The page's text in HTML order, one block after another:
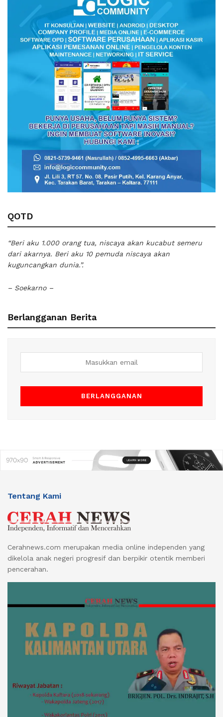
QOTD
“Beri aku 1.000 orang tua, niscaya akan kucabut semeru
dari akarnya. Beri aku 10 pemuda niscaya akan
kuguncangkan dunia.”.
– Soekarno –
Berlangganan Berita
Tentang Kami
Cerahnews.com merupakan media online independen yang
dikelola anak negeri progresif dan berpikir otentik memberi
pencerahan.